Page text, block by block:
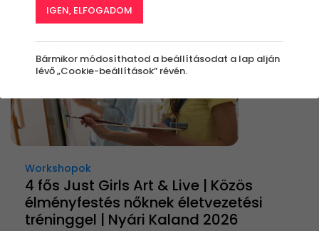
Workshopok
4 fős Just Girls Art & Live | Közös
élményfestés nőknek életvezetési
tréninggel | Nyári Kaland 2026
IGEN, ELFOGADOM
Bármikor módosíthatod a beállításodat a lap alján
lévő „Cookie-beállítások” révén.